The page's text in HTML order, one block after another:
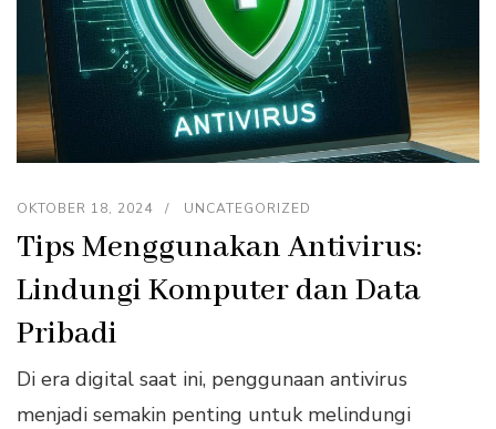
OKTOBER 18, 2024 UNCATEGORIZED
Tips Menggunakan Antivirus:
Lindungi Komputer dan Data
Pribadi
Di era digital saat ini, penggunaan antivirus
menjadi semakin penting untuk melindungi